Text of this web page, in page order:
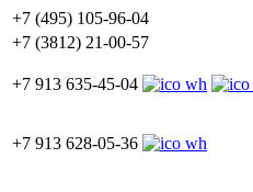
+7 (495) 105-96-04
+7 (3812) 21-00-57
+7 913 635-45-04
+7 913 628-05-36